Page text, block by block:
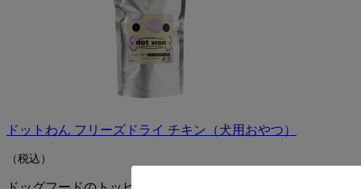
ドットわん フリーズドライ チキン（犬用おやつ）
（税込）